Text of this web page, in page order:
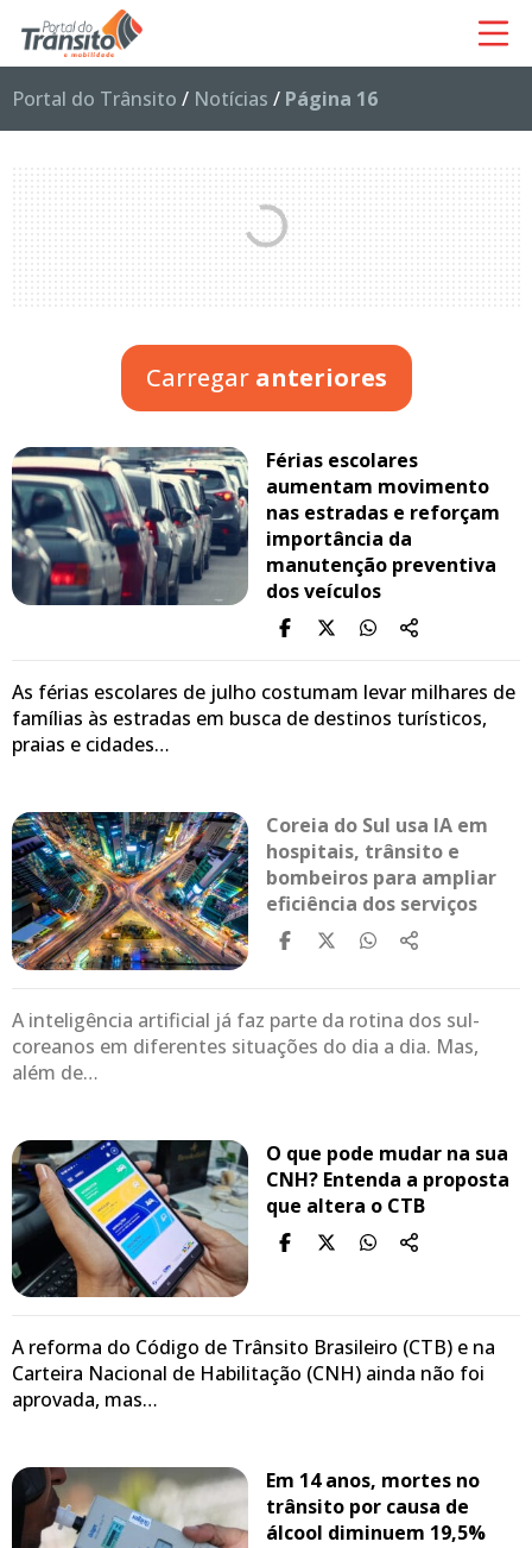
Portal do Trânsito / Notícias / Página 16
Carregar anteriores
Férias escolares
aumentam movimento
nas estradas e reforçam
importância da
manutenção preventiva
dos veículos
As férias escolares de julho costumam levar milhares de
famílias às estradas em busca de destinos turísticos,
praias e cidades…
Coreia do Sul usa IA em
hospitais, trânsito e
bombeiros para ampliar
eficiência dos serviços
A inteligência artificial já faz parte da rotina dos sul-
coreanos em diferentes situações do dia a dia. Mas,
além de…
O que pode mudar na sua
CNH? Entenda a proposta
que altera o CTB
A reforma do Código de Trânsito Brasileiro (CTB) e na
Carteira Nacional de Habilitação (CNH) ainda não foi
aprovada, mas…
Em 14 anos, mortes no
trânsito por causa de
álcool diminuem 19,5%